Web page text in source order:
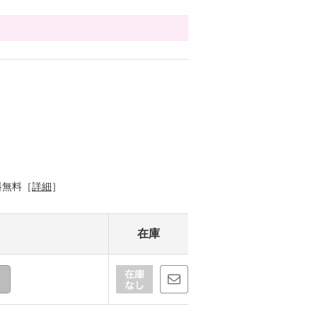
料［詳細 ］
在庫